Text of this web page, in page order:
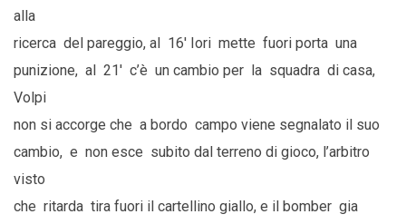
alla
ricerca del pareggio, al 16′ Iori mette fuori porta una
punizione, al 21′ c’è un cambio per la squadra di casa,
Volpi
non si accorge che a bordo campo viene segnalato il suo
cambio, e non esce subito dal terreno di gioco, l’arbitro
visto
che ritarda tira fuori il cartellino giallo, e il bomber gia